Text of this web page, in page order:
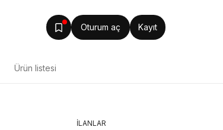
Oturum aç Kayıt
Ürün listesi
İLANLAR